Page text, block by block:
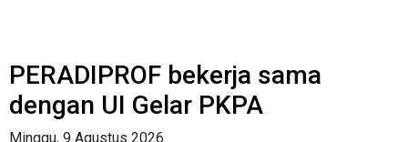
PERADIPROF bekerja sama
dengan UI Gelar PKPA
Minggu, 9 Agustus 2026